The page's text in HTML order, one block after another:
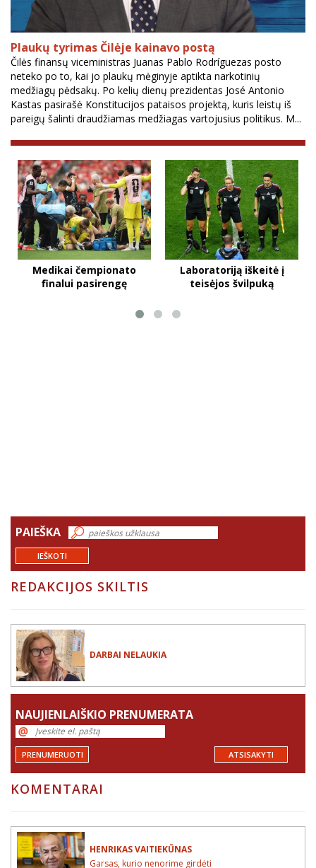
Plaukų tyrimas Čilėje kainavo postą
Čilės finansų viceministras Juanas Pablo Rodríguezas posto
neteko po to, kai jo plaukų mėginyje aptikta narkotinių
medžiagų pėdsakų. Po kelių dienų prezidentas José Antonio
Kastas pasirašė Konstitucijos pataisos projektą, kuris leistų iš
pareigų šalinti draudžiamas medžiagas vartojusius politikus. M...
Medikai čempionato
finalui pasirengę
Laboratoriją iškeitė į
teisėjos švilpuką
PAIEŠKA
IEŠKOTI
REDAKCIJOS SKILTIS
DARBAI NELAUKIA
NAUJIENLAIŠKIO PRENUMERATA
PRENUMERUOTI ATSISAKYTI
KOMENTARAI
HENRIKAS VAITIEKŪNAS
Garsas, kurio nenorime girdėti